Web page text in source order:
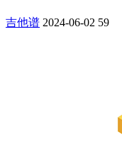
吉他谱 2024-06-02 59